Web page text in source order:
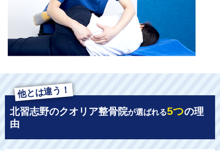
他とは違う！
北習志野のクオリア整骨院が選ばれる5つの理
由